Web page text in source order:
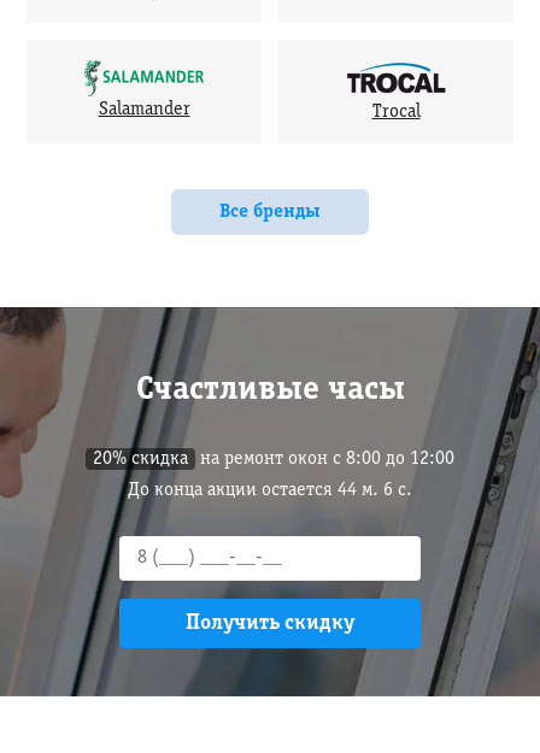
Salamander Trocal
Все бренды
Счастливые часы
20% скидка
на ремонт окон с 8:00 до 12:00
До конца акции остается 44 м. 5 с.